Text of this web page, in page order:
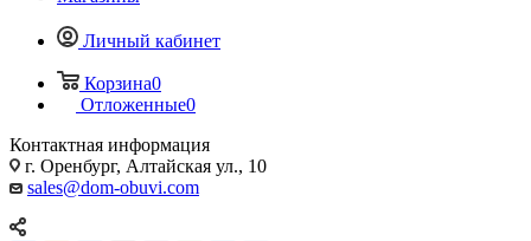
Отложенные
г. Оренбург, Алтайская ул., 10
sales@dom-obuvi.com